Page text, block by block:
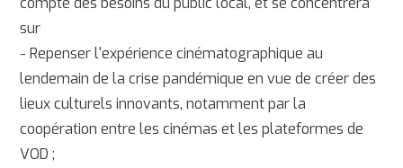
sur
- Repenser l'expérience cinématographique au
lendemain de la crise pandémique en vue de créer des
lieux culturels innovants, notamment par la
coopération entre les cinémas et les plateformes de
VOD ;